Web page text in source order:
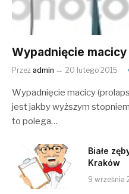
Wypadnięcie macicy
Przez admin 20 lutego 2015
Wypadnięcie macicy
jest jakby wyższym
to polega…
Białe
Kraków
9 września